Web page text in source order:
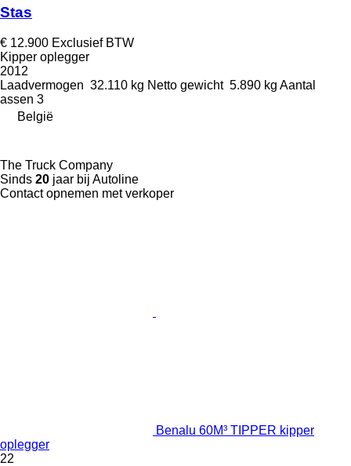
Stas
€ 12.900 Exclusief BTW
Kipper oplegger
2012
Laadvermogen 32.110 kg Netto gewicht 5.890 kg Aantal
assen 3
België
The Truck Company
Sinds 20 jaar bij Autoline
Contact opnemen met verkoper
Benalu 60M³ TIPPER kipper
oplegger
22